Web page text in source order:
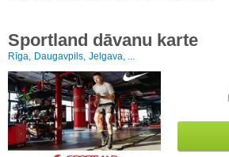
Sportland dāvanu karte
Rīga, Daugavpils, Jelgava, ...